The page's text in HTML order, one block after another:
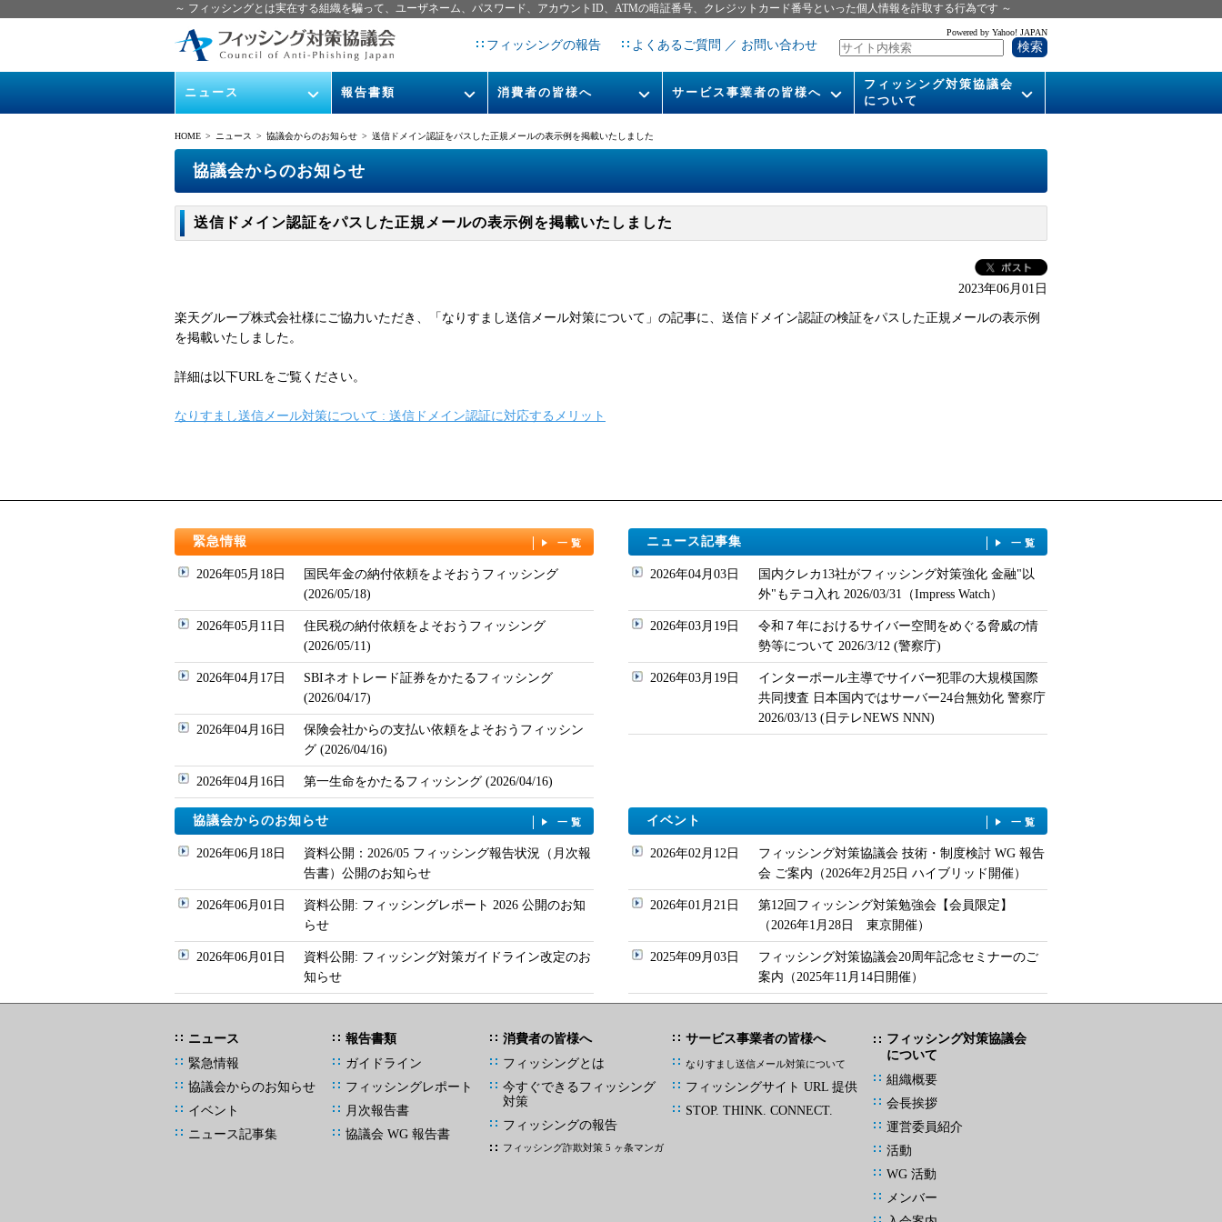
～ フィッシングとは実在する組織を騙って、ユーザネーム、パスワード、アカウントID、ATMの暗証番号、クレジットカード番号といった個人情報を詐取する行為です ～
フィッシングの報告 よくあるご質問 ／ お問い合わせ
Powered by Yahoo! JAPAN
ニュース
緊急情報
協議会からのお知らせ
ニュース記事集
報告書類
ガイドライン
フィッシングレポート
協議会WG報告書
消費者の皆様へ
フィッシングとは
マンガでわかるフィッシング詐
サービス事業者の皆様へ
フィッシング対策協議会
について
HOME > ニュース > 協議会からのお知らせ > 送信ドメイン認証をパスした正規メールの表示例を掲載いたしました
協議会からのお知らせ
送信ドメイン認証をパスした正規メールの表示例を掲載いたしました
2023年06月01日
楽天グループ株式会社様にご協力いただき、「なりすまし送信メール対策について」の記事に、送信ドメイン認証の検証をパスした正規メールの表示例
を掲載いたしました。
詳細は以下URLをご覧ください。
なりすまし送信メール対策について : 送信ドメイン認証に対応するメリット
緊急情報 一覧
2026年05月18日
国民年金の納付依頼をよそおうフィッシング
(2026/05/18)
2026年05月11日
住民税の納付依頼をよそおうフィッシング
(2026/05/11)
2026年04月17日
SBIネオトレード証券をかたるフィッシング
(2026/04/17)
2026年04月16日
保険会社からの支払い依頼をよそおうフィッシン
グ (2026/04/16)
2026年04月16日 第一生命をかたるフィッシング (2026/04/16)
ニュース記事集 一覧
2026年04月03日
国内クレカ13社がフィッシング対策強化 金融"以
外"もテコ入れ 2026/03/31（Impress Watch）
2026年03月19日
令和７年におけるサイバー空間をめぐる脅威の情
勢等について 2026/3/12 (警察庁)
2026年03月19日
インターポール主導でサイバー犯罪の大規模国際
共同捜査 日本国内ではサーバー24台無効化 警察庁
2026/03/13 (日テレNEWS NNN)
協議会からのお知らせ 一覧
2026年06月18日
資料公開：2026/05 フィッシング報告状況（月次報
告書）公開のお知らせ
2026年06月01日
資料公開: フィッシングレポート 2026 公開のお知
らせ
2026年06月01日
資料公開: フィッシング対策ガイドライン改定のお
知らせ
イベント 一覧
2026年02月12日
フィッシング対策協議会 技術・制度検討 WG 報告
会 ご案内（2026年2月25日 ハイブリッド開催）
2026年01月21日
第12回フィッシング対策勉強会【会員限定】
（2026年1月28日 東京開催）
2025年09月03日
フィッシング対策協議会20周年記念セミナーのご
案内（2025年11月14日開催）
ニュース
緊急情報
協議会からのお知らせ
イベント
ニュース記事集
報告書類
ガイドライン
フィッシングレポート
月次報告書
協議会 WG 報告書
消費者の皆様へ
フィッシングとは
今すぐできるフィッシング
対策
フィッシングの報告
フィッシング詐欺対策 5 ヶ条マンガ
サービス事業者の皆様へ
なりすまし送信メール対策について
フィッシングサイト URL 提供
STOP. THINK. CONNECT.
フィッシング対策協議会
について
組織概要
会長挨拶
運営委員紹介
活動
WG 活動
メンバー